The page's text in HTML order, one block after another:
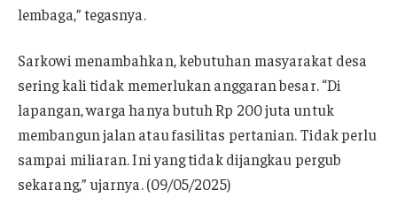
lembaga,” tegasnya.
Sarkowi menambahkan, kebutuhan masyarakat desa
sering kali tidak memerlukan anggaran besar. “Di
lapangan, warga hanya butuh Rp 200 juta untuk
membangun jalan atau fasilitas pertanian. Tidak perlu
sampai miliaran. Ini yang tidak dijangkau pergub
sekarang,” ujarnya. (09/05/2025)